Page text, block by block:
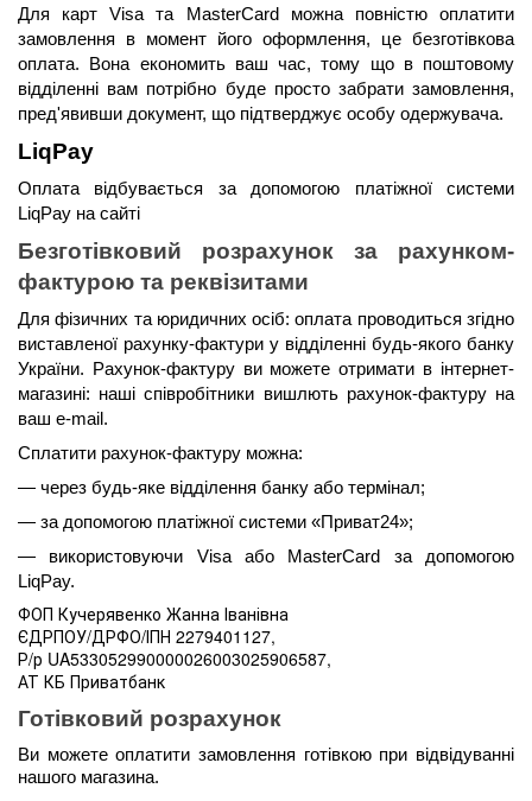
Для карт Visa та MasterCard можна повністю оплатити
замовлення в момент його оформлення, це безготівкова
оплата. Вона економить ваш час, тому що в поштовому
відділенні вам потрібно буде просто забрати замовлення,
пред'явивши документ, що підтверджує особу одержувача.
LiqPay
Оплата відбувається за допомогою платіжної системи
LiqPay на сайті
Безготівковий розрахунок за рахунком-
фактурою та реквізитами
Для фізичних та юридичних осіб: оплата проводиться згідно
виставленої рахунку-фактури у відділенні будь-якого банку
України. Рахунок-фактуру ви можете отримати в інтернет-
магазині: наші співробітники вишлють рахунок-фактуру на
ваш e-mail.
Сплатити рахунок-фактуру можна:
— через будь-яке відділення банку або термінал;
— за допомогою платіжної системи «Приват24»;
— використовуючи Visa або MasterCard за допомогою
LiqPay.
ФОП Кучерявенко Жанна Іванівна
ЄДРПОУ/ДРФО/ІПН 2279401127,
Р/р UA533052990000026003025906587,
АТ КБ Приватбанк
Готівковий розрахунок
Ви можете оплатити замовлення готівкою при відвідуванні
нашого магазина.